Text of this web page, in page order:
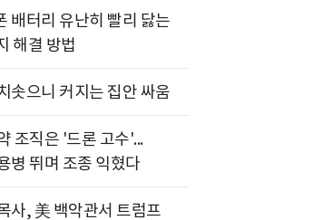
배터리 유난히 빨리 닳는
해결 방법
솟으니 커지는 집안 싸움
조직은 '드론 고수'...
병 뛰며 조종 익혔다
사, 美 백악관서 트럼프